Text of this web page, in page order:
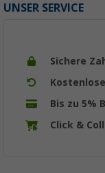
UNSER SERVICE
Sichere
Bis zu 5%
Click &